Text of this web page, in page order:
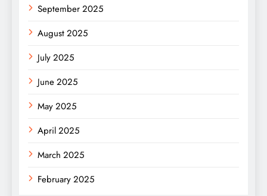
September 2025
August 2025
July 2025
June 2025
May 2025
April 2025
March 2025
February 2025